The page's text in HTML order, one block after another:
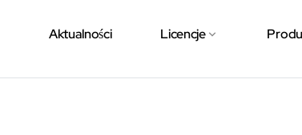
Aktualności Licencje